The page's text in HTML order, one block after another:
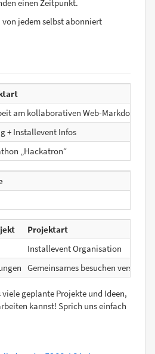
einen Zeitpunkt.
jedem selbst abonniert
am kollaborativen Web-Markdown-
+ Installevent Infos
„Hackatron“
Projektart
Installevent Organisation
Gemeinsames besuchen
geplante Projekte und Ideen,
kannst! Sprich uns einfach